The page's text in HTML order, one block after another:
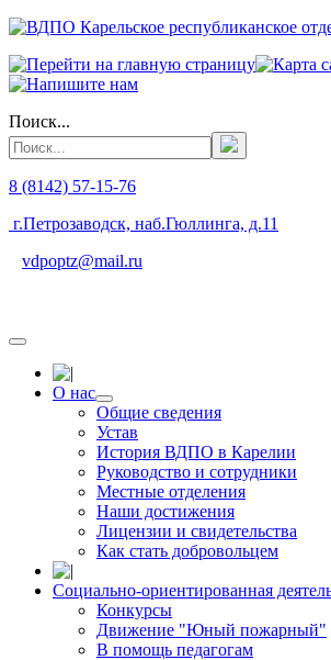
Поиск...
8 (8142) 57-15-76
г.Петрозаводск, наб.Гюллинга, д.11
vdpoptz@mail.ru
О нас
Общие сведения
Устав
История ВДПО в Карелии
Руководство и сотрудники
Местные отделения
Наши достижения
Лицензии и свидетельства
Как стать добровольцем
Социально-ориентированная
Конкурсы
Движение "Юный пожарный"
В помощь педагогам